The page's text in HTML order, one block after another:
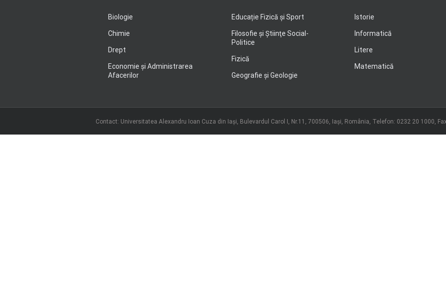
Biologie
Chimie
Drept
Economie şi Administrarea
Afacerilor
Educație Fizică și Sport
Filosofie şi Ştiinţe Social-
Politice
Fizică
Geografie şi Geologie
Istorie
Informatică
Litere
Matematică
Contact: Universitatea Alexandru Ioan Cuza din Iași, Bulevardul Carol I, Nr.11, 700506, Iaşi, România, Telefon: 0232 20 1000,